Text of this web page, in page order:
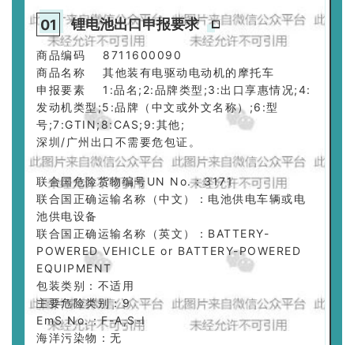
01 锂电池出口申报要求
商品编码 8711600090
商品名称 其他装有电驱动电动机的摩托车
申报要素 1:品名;2:品牌类型;3:出口享惠情况;4:
发动机类型;5:品牌（中文或外文名称）;6:型
号;7:GTIN;8:CAS;9:其他;
深圳/广州出口不需要危包证。
联合国危险货物编号UN No.：3171
联合国正确运输名称（中文）：电池供电车辆或电
池供电设备
联合国正确运输名称（英文）：BATTERY-
POWERED VEHICLE or BATTERY-POWERED
EQUIPMENT
包装类别：不适用
主要危险类别：9
EmS No.：F-A,S-I
海洋污染物：无